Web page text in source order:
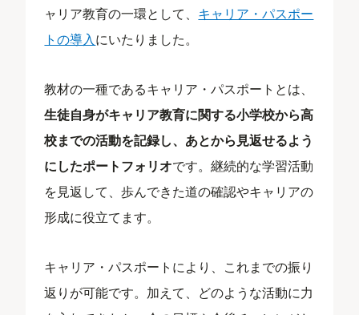
ャリア教育の一環として、 キャリア・パスポー
トの導入にいたりました。
教材の一種であるキャリア・パスポートとは、
生徒自身がキャリア教育に関する小学校から高
校までの活動を記録し、あとから見返せるよう
にしたポートフォリオです。継続的な学習活動
を見返して、歩んできた道の確認やキャリアの
形成に役立てます。
キャリア・パスポートにより、これまでの振り
返りが可能です。加えて、どのような活動に力